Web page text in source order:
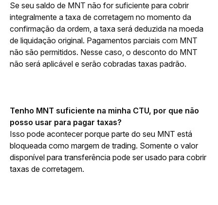
Se seu saldo de MNT não for suficiente para cobrir
integralmente a taxa de corretagem no momento da
confirmação da ordem, a taxa será deduzida na moeda
de liquidação original. Pagamentos parciais com MNT
não são permitidos. Nesse caso, o desconto do MNT
não será aplicável e serão cobradas taxas padrão.
Tenho MNT suficiente na minha CTU, por que não
posso usar para pagar taxas?
Isso pode acontecer porque parte do seu MNT está
bloqueada como margem de trading. Somente o valor
disponível para transferência pode ser usado para cobrir
taxas de corretagem.